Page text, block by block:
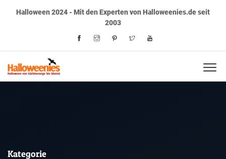
Halloween 2024 - Mit den Experten von Halloweenies.de seit
2003
Kategorie